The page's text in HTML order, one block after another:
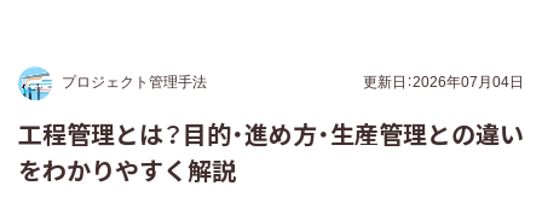
プロジェクト管理手法 更新日：2026年07月04日
工程管理とは？目的・進め方・生産管理との違い
をわかりやすく解説